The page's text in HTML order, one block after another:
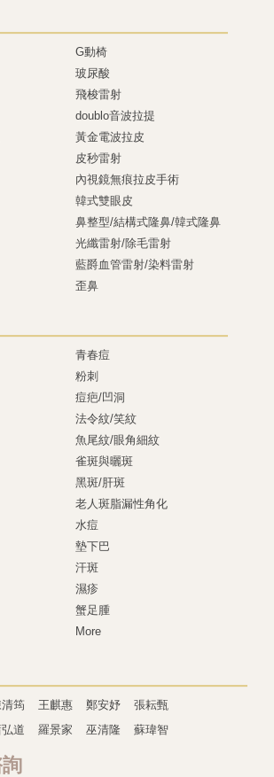
G動椅
玻尿酸
飛梭雷射
doublo音波拉提
黃金電波拉皮
皮秒雷射
內視鏡無痕拉皮手術
韓式雙眼皮
鼻整型/結構式隆鼻/韓式隆鼻
光纖雷射/除毛雷射
藍爵血管雷射/染料雷射
歪鼻
青春痘
粉刺
痘疤/凹洞
法令紋/笑紋
魚尾紋/眼角細紋
雀斑與曬斑
黑斑/肝斑
老人斑脂漏性角化
水痘
墊下巴
汗斑
濕疹
蟹足腫
More
筠 王麒惠 鄭安妤
張耘甄
道 羅景家 巫清隆 蘇瑋智